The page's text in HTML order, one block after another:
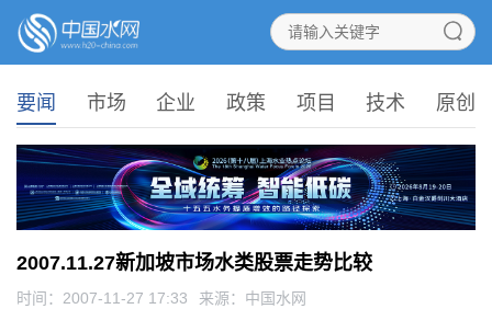
要闻 市场 企业 政策 项目 技术 原创
2007.11.27新加坡市场水类股票走势比较
时间：2007-11-27 17:33 来源： 中国水网